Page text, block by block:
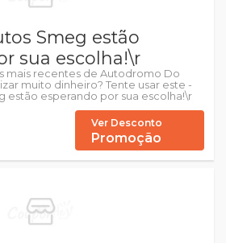
Smeg estão
sua escolha!\r
mais recentes de Autodromo Do
muito dinheiro? Tente usar este -
estão esperando por sua escolha!\r
Ver Desconto
Promoção